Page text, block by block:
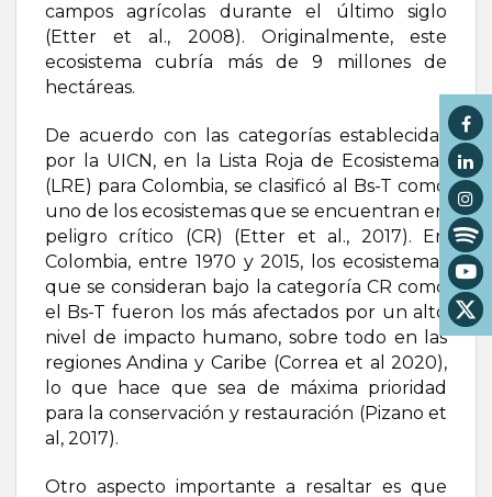
campos agrícolas durante el último siglo
(Etter et al., 2008). Originalmente, este
ecosistema cubría más de 9 millones de
hectáreas.
De acuerdo con las categorías establecidas
por la UICN, en la Lista Roja de Ecosistemas
(LRE) para Colombia, se clasificó al Bs-T como
uno de los ecosistemas que se encuentran en
peligro crítico (CR) (Etter et al., 2017). En
Colombia, entre 1970 y 2015, los ecosistemas
que se consideran bajo la categoría CR como
el Bs-T fueron los más afectados por un alto
nivel de impacto humano, sobre todo en las
regiones Andina y Caribe (Correa et al 2020),
lo que hace que sea de máxima prioridad
para la conservación y restauración (Pizano et
al, 2017).
Otro aspecto importante a resaltar es que